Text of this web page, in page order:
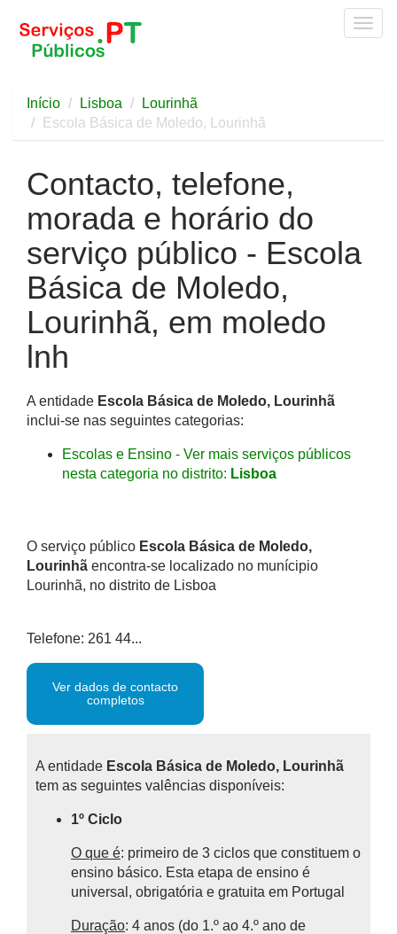
Início Lisboa
Lourinhã
Escola Básica de Moledo, Lourinhã
Contacto, telefone,
morada e horário do
serviço público - Escola
Básica de Moledo,
Lourinhã, em moledo
lnh
A entidade Escola Básica de Moledo, Lourinhã
inclui-se nas seguintes categorias:
Escolas e Ensino - Ver mais serviços públicos
nesta categoria no distrito: Lisboa
O serviço público Escola Básica de Moledo,
Lourinhã encontra-se localizado no munícipio
Lourinhã, no distrito de Lisboa
Telefone: 261 44...
Ver dados de contacto
completos
A entidade Escola Básica de Moledo, Lourinhã
tem as seguintes valências disponíveis:
1º Ciclo
O que é: primeiro de 3 ciclos que constituem o
ensino básico. Esta etapa de ensino é
universal, obrigatória e gratuita em Portugal
Duração: 4 anos (do 1.º ao 4.º ano de